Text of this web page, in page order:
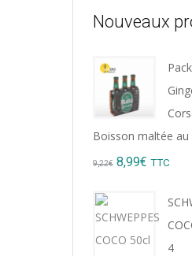
Nouveaux
Boisson maltée au
9,22€ Original
was:
9,22€.
8,99€ Current
is:
8,99€.
TTC
4